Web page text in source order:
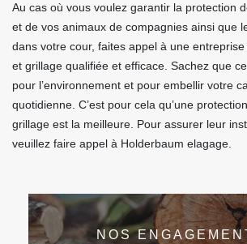
Au cas où vous voulez garantir la protection
et de vos animaux de compagnies ainsi que
dans votre cour, faites appel à une
et grillage qualifiée et efficace. Sachez que
pour l’environnement et pour embellir votre
quotidienne. C’est pour cela qu’une
grillage est la meilleure. Pour assurer leur
veuillez faire appel à Holderbaum elagage.
NOS